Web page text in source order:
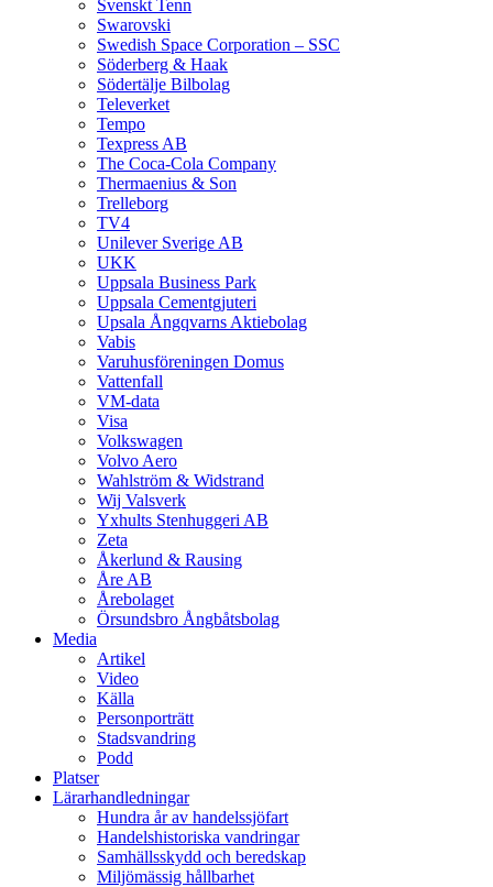
Svenskt Tenn
Swarovski
Swedish Space Corporation – SSC
Söderberg & Haak
Södertälje Bilbolag
Televerket
Tempo
Texpress AB
The Coca-Cola Company
Thermaenius & Son
Trelleborg
TV4
Unilever Sverige AB
UKK
Uppsala Business Park
Uppsala Cementgjuteri
Upsala Ångqvarns Aktiebolag
Vabis
Varuhusföreningen Domus
Vattenfall
VM-data
Visa
Volkswagen
Volvo Aero
Wahlström & Widstrand
Wij Valsverk
Yxhults Stenhuggeri AB
Zeta
Åkerlund & Rausing
Åre AB
Årebolaget
Örsundsbro Ångbåtsbolag
Media
Artikel
Video
Källa
Personporträtt
Stadsvandring
Podd
Platser
Lärarhandledningar
Hundra år av handelssjöfart
Handelshistoriska vandringar
Samhällsskydd och beredskap
Miljömässig hållbarhet